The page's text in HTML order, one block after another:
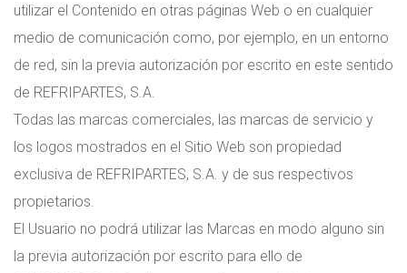
utilizar el Contenido en otras páginas Web o en cualquier
medio de comunicación como, por ejemplo, en un entorno
de red, sin la previa autorización por escrito en este sentido
de REFRIPARTES, S.A.
Todas las marcas comerciales, las marcas de servicio y
los logos mostrados en el Sitio Web son propiedad
exclusiva de REFRIPARTES, S.A. y de sus respectivos
propietarios.
El Usuario no podrá utilizar las Marcas en modo alguno sin
la previa autorización por escrito para ello de